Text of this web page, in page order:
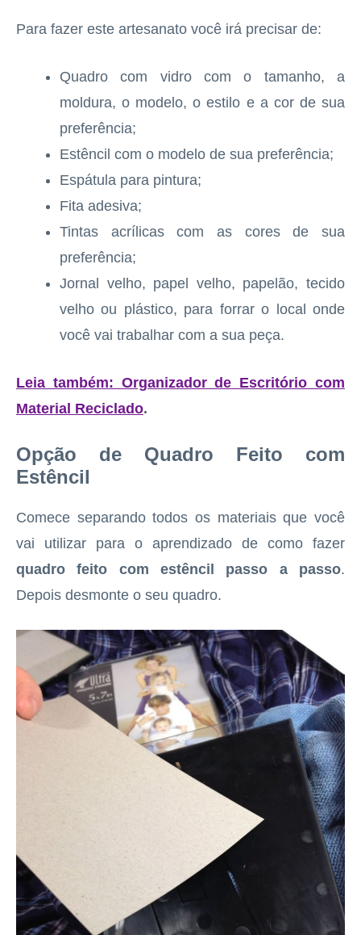
Para fazer este artesanato você irá precisar de:
Quadro com vidro com o tamanho, a
moldura, o modelo, o estilo e a cor de sua
preferência;
Estêncil com o modelo de sua preferência;
Espátula para pintura;
Fita adesiva;
Tintas acrílicas com as cores de sua
preferência;
Jornal velho, papel velho, papelão, tecido
velho ou plástico, para forrar o local onde
você vai trabalhar com a sua peça.
Leia também: Organizador de Escritório com
Material Reciclado.
Opção de Quadro Feito com
Estêncil
Comece separando todos os materiais que você
vai utilizar para o aprendizado de como fazer
quadro feito com estêncil passo a passo.
Depois desmonte o seu quadro.